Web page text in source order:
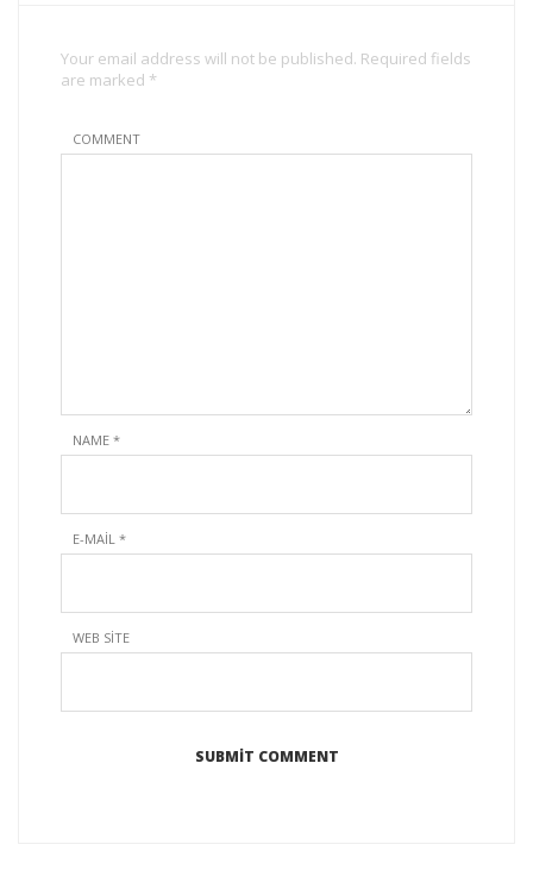
Your email address will not be published. Required fields
are marked *
COMMENT
NAME *
E-MAIL *
WEB SITE